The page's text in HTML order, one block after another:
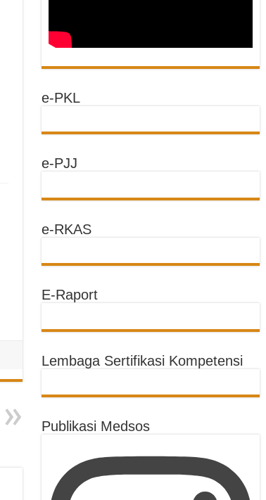
e-PKL
e-PJJ
e-RKAS
E-Raport
Lembaga Sertifikasi Kompetensi
Publikasi Medsos